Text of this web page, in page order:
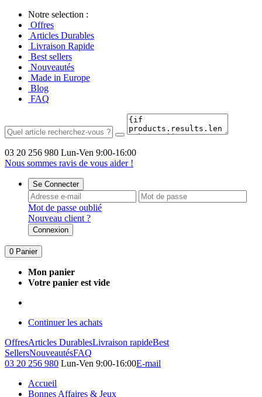
Notre selection :
Offres
Articles Durables
Livraison Rapide
Best sellers
Nouveautés
Made in Europe
Blog
FAQ
03 20 256 980 Lun-Ven 9:00-16:00
Nous sommes ravis de vous aider !
Se Connecter
Mot de passe oublié
Nouveau client ?
Connexion
0 Panier
Mon panier
Votre panier est vide
Continuer les achats
OffresArticles DurablesLivraison rapideBest
SellersNouveautésFAQ
03 20 256 980 Lun-Ven 9:00-16:00E-mail
Accueil
Bonnes Affaires & Jeux